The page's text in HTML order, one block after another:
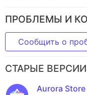
ПРОБЛЕМЫ И
Сообщить о
СТАРЫЕ ВЕРСИИ
Aurora